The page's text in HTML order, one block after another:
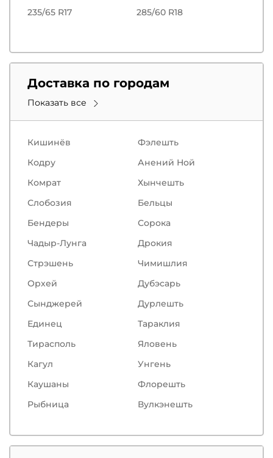
235/65 R17
285/60 R18
Доставка по городам
Показать все
Кишинёв
Фэлешть
Кодру
Анений Ной
Комрат
Хынчешть
Слобозия
Бельцы
Бендеры
Сорокa
Чадыр-Лунга
Дрокия
Стрэшень
Чимишлия
Орхей
Дубэсарь
Сынджерей
Дурлешть
Единец
Тараклия
Тирасполь
Яловень
Кагул
Унгень
Каушаны
Флорешть
Рыбница
Вулкэнешть